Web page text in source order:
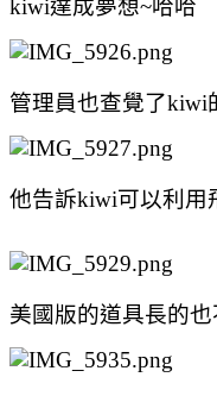
kiwi達成夢想~哈哈
管理員也查覺了kiwi
他告訴kiwi可以利用
美國版的道具長的